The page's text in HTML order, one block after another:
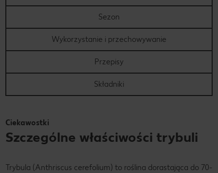
Sezon
Wykorzystanie i przechowywanie
Przepisy
Składniki
Ciekawostki
Szczególne właściwości trybuli
Trybula (Anthriscus cerefolium) to roślina dorastająca do 70-